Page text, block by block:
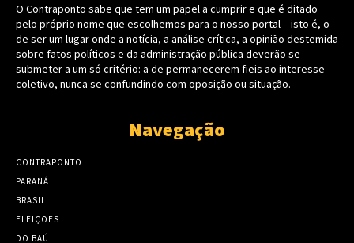
O Contraponto sabe que tem um papel a cumprir e que é ditado
pelo próprio nome que escolhemos para o nosso portal – isto é, o
de ser um lugar onde a notícia, a análise crítica, a opinião destemida
sobre fatos políticos e da administração pública deverão se
submeter a um só critério: a de permanecerem fieis ao interesse
coletivo, nunca se confundindo com oposição ou situação.
Navegação
CONTRAPONTO
PARANÁ
BRASIL
ELEIÇÕES
DO BAÚ